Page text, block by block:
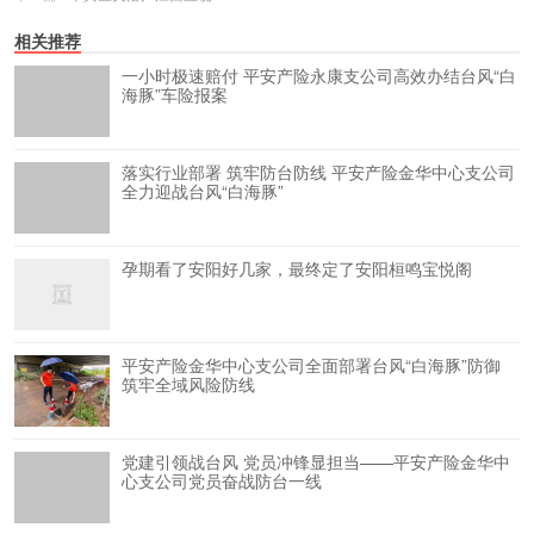
相关推荐
一小时极速赔付 平安产险永康支公司高效办结台风“白
海豚”车险报案
落实行业部署 筑牢防台防线 平安产险金华中心支公司
全力迎战台风“白海豚”
孕期看了安阳好几家，最终定了安阳桓鸣宝悦阁
平安产险金华中心支公司全面部署台风“白海豚”防御
筑牢全域风险防线
党建引领战台风 党员冲锋显担当——平安产险金华中
心支公司党员奋战防台一线